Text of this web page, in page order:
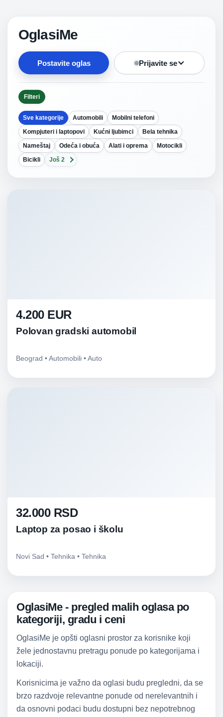
OglasiMe
Postavite oglas Prijavite se
Filteri
Sve kategorije Automobili
Mobilni telefoni
Kompjuteri i laptopovi
Kućni ljubimci
Bela tehnika
Nameštaj
Odeća i obuća Alati i oprema
Motocikli
Bicikli
Još 2
4.200 EUR
Polovan gradski automobil
Beograd • Automobili • Auto
32.000 RSD
Laptop za posao i školu
Novi Sad • Tehnika • Tehnika
OglasiMe - pregled malih oglasa po
kategoriji, gradu i ceni
OglasiMe je opšti oglasni prostor za korisnike koji
žele jednostavnu pretragu ponude po kategorijama i
lokaciji.
Korisnicima je važno da oglasi budu pregledni, da se
brzo razdvoje relevantne ponude od nerelevantnih i
da osnovni podaci budu dostupni bez nepotrebnog